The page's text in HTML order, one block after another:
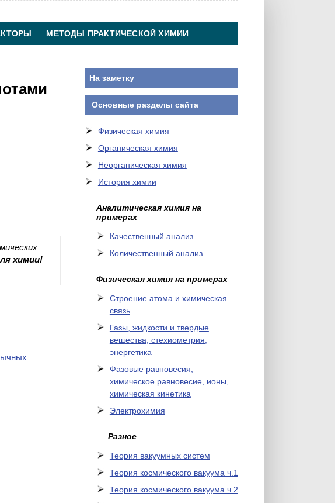
МЕТОДЫ ПРАКТИЧЕСКОЙ ХИМИИ
химии!
На заметку
Основные разделы сайта
Физическая химия
Органическая химия
Неорганическая химия
История химии
Аналитическая химия на
примерах
Качественный анализ
Количественный анализ
Физическая химия на примерах
Cтроение атома и химическая
связь
Газы, жидкости и твердые
вещества, стехиометрия,
энергетика
Фазовые равновесия,
химическое равновесие, ионы,
химическая кинетика
Электрохимия
Разное
Теория вакуумных систем
Теория космического вакуума ч.1
Теория космического вакуума ч.2